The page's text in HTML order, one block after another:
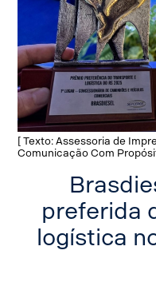
[ Texto: Assessoria de
Comunicação Com
preferida
logística